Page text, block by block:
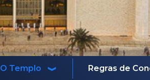
O Templo Regras de